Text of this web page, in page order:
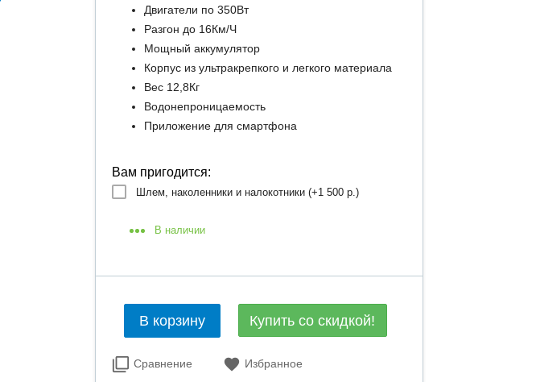
Двигатели по 350Вт
Разгон до 16Км/Ч
Мощный аккумулятор
Корпус из ультракрепкого и легкого материала
Вес 12,8Кг
Водонепроницаемость
Приложение для смартфона
Вам пригодится:
Шлем, наколенники и налокотники (+1 500 р.)
В наличии
В корзину Купить со скидкой!
Сравнение Избранное